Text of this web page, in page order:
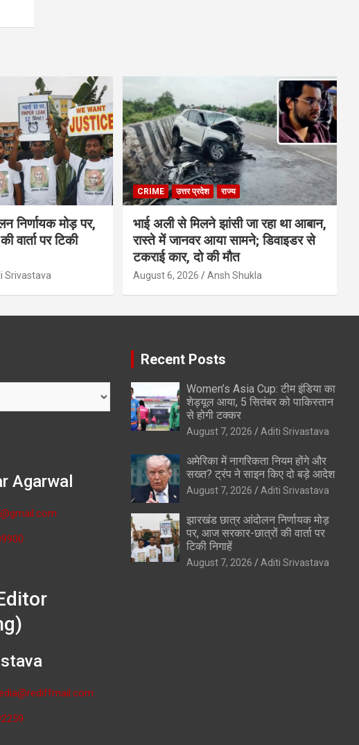
निर्णायक मोड़ पर,
वार्ता पर टिकी
Srivastava
CRIME उत्तर प्रदेश राज्य
भाई अली से मिलने झांसी जा रहा था आबान,
रास्ते में जानवर आया सामने; डिवाइडर से
टकराई कार, दो की मौत
August 6, 2026 Ansh Shukla
Agarwal
Recent Posts
Women’s Asia Cup: टीम इंडिया का
शेड्यूल आया, 5 सितंबर को पाकिस्तान
से होगी टक्कर
August 7, 2026 Aditi Srivastava
अमेरिका में नागरिकता नियम होंगे और
सख्त? ट्रंप ने साइन किए दो बड़े आदेश
August 7, 2026 Aditi Srivastava
झारखंड छात्र आंदोलन निर्णायक मोड़
पर, आज सरकार-छात्रों की वार्ता पर
टिकी निगाहें
August 7, 2026 Aditi Srivastava